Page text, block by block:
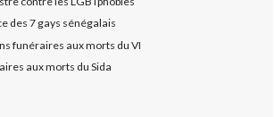
des 7 gays sénégalais
funéraires aux morts du VI
aux morts du Sida